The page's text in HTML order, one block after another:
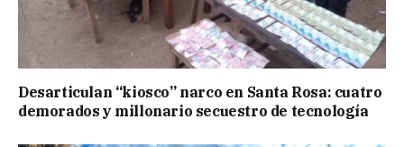
Desarticulan “kiosco” narco en Santa Rosa: cuatro
demorados y millonario secuestro de tecnología